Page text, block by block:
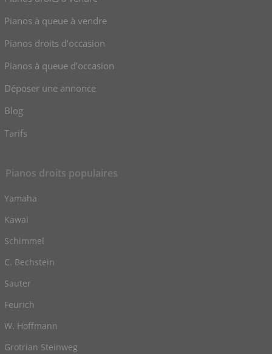
Pianos à queue à vendre
Pianos droits d’occasion
Pianos à queue d’occasion
Déposer une annonce
Blog
Tarifs
Pianos droits populaires
Yamaha
Kawai
Schimmel
C. Bechstein
Sauter
Feurich
W. Hoffmann
Grotrian Steinweg